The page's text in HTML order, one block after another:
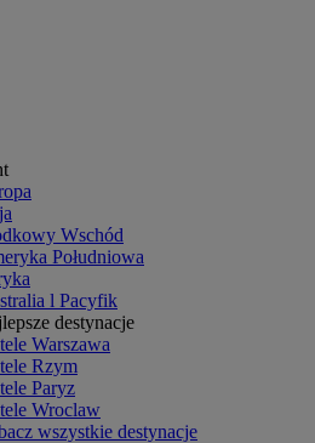
Wschód
Południowa
l Pacyfik
destynacje
Warszawa
Rzym
Paryz
Wroclaw
wszystkie destynacje